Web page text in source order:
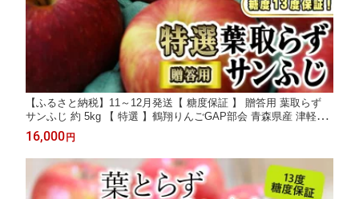
【ふるさと納税】11～12月発送【 糖度保証 】 贈答用 葉取らず
サンふじ 約 5kg 【 特選 】鶴翔りんごGAP部会 青森県産 津軽産
リンゴ 林檎 果物類 高糖度 ギフト お届け：2026年11月20日～2
026年12月25日
16,000円